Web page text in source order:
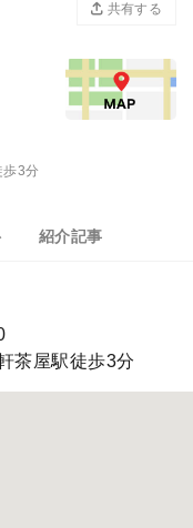
共有する
3分
紹介記事
茶屋駅徒歩3分